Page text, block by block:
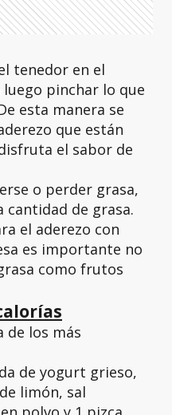
tenedor en el
pinchar lo que
esta manera se
que están
el sabor de
o perder grasa,
cantidad de grasa.
el aderezo con
es importante no
como frutos
de los más
de yogurt grieso,
limón, sal